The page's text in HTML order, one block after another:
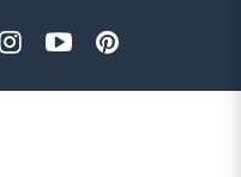
InstragramYoutubePinterest